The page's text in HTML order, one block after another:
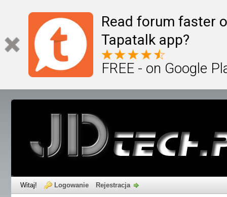
Read forum faster
Tapatalk app?
FREE - on Google
Witaj! Logowanie Rejestracja